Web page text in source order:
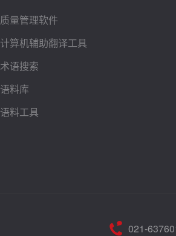
质量管理软件
计算机辅助翻译工具
术语搜索
语料库
语料工具
021-